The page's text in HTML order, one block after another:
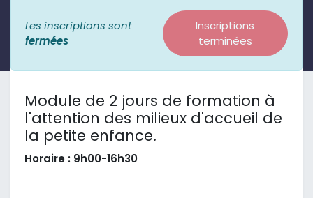
Les inscriptions sont
fermées
Inscriptions
terminées
Module de 2 jours de formation à
l'attention des milieux d'accueil de
la petite enfance.
Horaire : 9h00-16h30